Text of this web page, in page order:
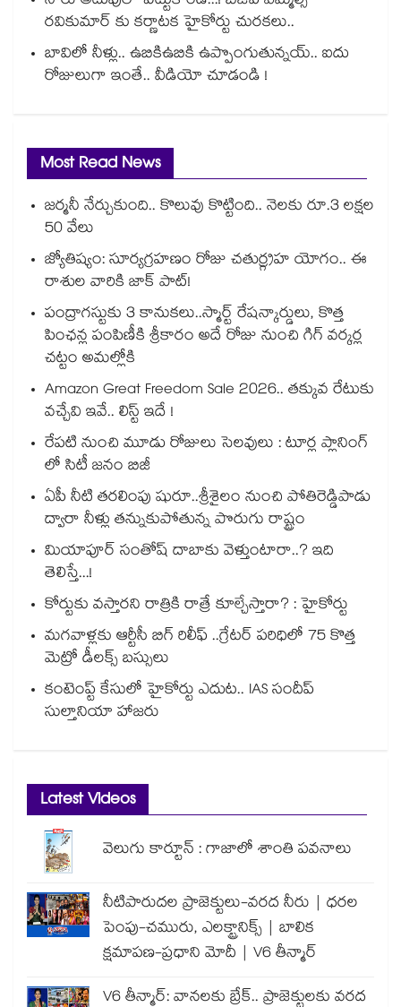
రవికుమార్ కు కర్ణాటక హైకోర్టు చురకలు..
బావిలో నీళ్లు.. ఉబికిఉబికి ఉప్పొంగుతున్నయ్.. ఐదు
రోజులుగా ఇంతే.. వీడియో చూడండి !
Most Read News
జర్మనీ నేర్చుకుంది.. కొలువు కొట్టింది.. నెలకు రూ.3 లక్షల
50 వేలు
జ్యోతిష్యం: సూర్యగ్రహణం రోజు చతుర్గ్రహ యోగం.. ఈ
రాశుల వారికి జాక్ పాట్!
పంద్రాగస్టుకు 3 కానుకలు..స్మార్ట్ రేషన్కార్డులు, కొత్త
పింఛన్ల పంపిణీకి శ్రీకారం అదే రోజు నుంచి గిగ్ వర్కర్ల
చట్టం అమల్లోకి
Amazon Great Freedom Sale 2026.. తక్కువ రేటుకు
వచ్చేవి ఇవే.. లిస్ట్ ఇదే !
రేపటి నుంచి మూడు రోజులు సెలవులు : టూర్ల ప్లానింగ్
లో సిటీ జనం బిజీ
ఏపీ నీటి తరలింపు షురూ..శ్రీశైలం నుంచి పోతిరెడ్డిపాడు
ద్వారా నీళ్లు తన్నుకుపోతున్న పొరుగు రాష్ట్రం
మియాపూర్ సంతోష్ దాబాకు వెళ్తుంటారా..? ఇది
తెలిస్తే...!
కోర్టుకు వస్తారని రాత్రికి రాత్రే కూల్చేస్తారా? : హైకోర్టు
మగవాళ్లకు ఆర్టీసీ బిగ్ రిలీఫ్ ..గ్రేటర్ పరిధిలో 75 కొత్త
మెట్రో డీలక్స్ బస్సులు
కంటెంప్ట్ కేసులో హైకోర్టు ఎదుట.. IAS సందీప్
సుల్తానియా హాజరు
Latest Videos
వెలుగు కార్టూన్ : గాజాలో శాంతి పవనాలు
నీటిపారుదల ప్రాజెక్టులు-వరద నీరు | ధరల
పెంపు-చమురు, ఎలక్ట్రానిక్స్ | బాలిక
క్షమాపణ-ప్రధాని మోదీ | V6 తీన్మార్
V6 తీన్మార్: వానలకు బ్రేక్.. ప్రాజెక్టులకు వరద